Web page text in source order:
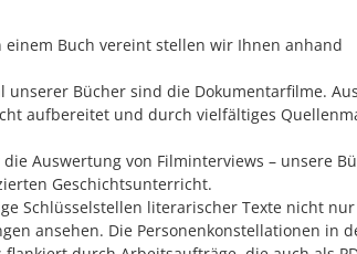
Buch vereint stellen wir Ihnen anhand
Bücher sind die Dokumentarfilme. Aus
aufbereitet und durch vielfältiges
Auswertung von Filminterviews – unsere
Geschichtsunterricht.
Schlüsselstellen literarischer Texte nicht
ansehen. Die Personenkonstellationen in